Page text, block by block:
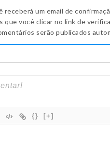
receberá um email de
que você clicar no link de
serão publicados
{} [+]